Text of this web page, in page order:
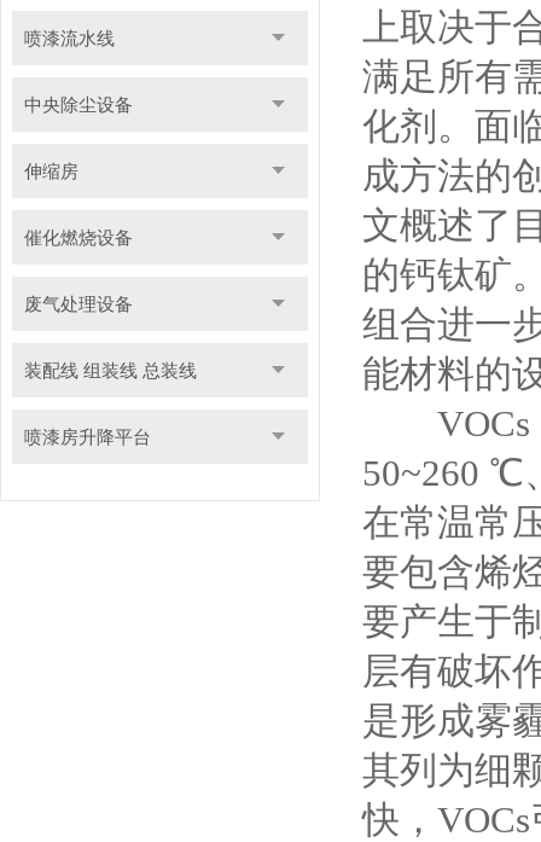
喷漆流水线
中央除尘设备
伸缩房
催化燃烧设备
废气处理设备
装配线 组装线 总装线
喷漆房升降平台
上取决于
满足所有
化剂。面
成方法的
文概述了
的钙钛矿
组合进一
能材料的
VOCs（
50~260 ℃
在常温常
要包含烯
要产生于
层有破坏
是形成雾
其列为细
快，